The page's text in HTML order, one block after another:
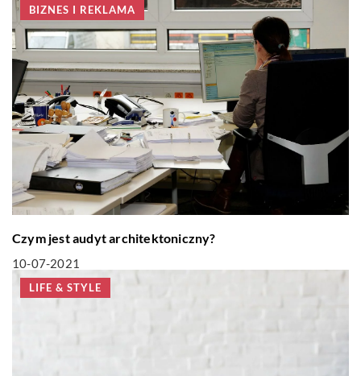
BIZNES I REKLAMA
Czym jest audyt architektoniczny?
10-07-2021
LIFE & STYLE